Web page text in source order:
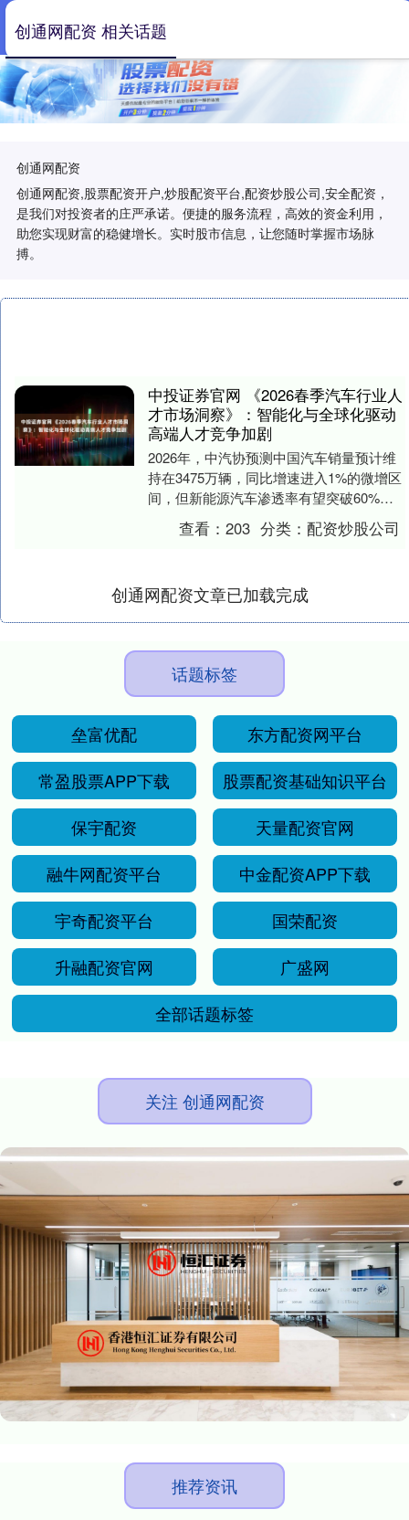
创通网配资
创通网配资,股票配资开户,炒股配资平台,配资炒股公司,安全配资，
是我们对投资者的庄严承诺。便捷的服务流程，高效的资金利用，
助您实现财富的稳健增长。实时股市信息，让您随时掌握市场脉
搏。
创通网配资 相关话题
中投证券官网 《2026春季汽车行业人
才市场洞察》：智能化与全球化驱动
高端人才竞争加剧
2026年，中汽协预测中国汽车销量预计维
持在3475万辆，同比增速进入1%的微增区
间，但新能源汽车渗透率有望突破60%。
随着新能源汽车今年保有量预计超过
6000....查看：203 分类：配资炒股公司
创通网配资文章已加载完成
话题标签
垒富优配
东方配资网平台
常盈股票APP下载
股票配资基础知识平台
保宇配资
天量配资官网
融牛网配资平台
中金配资APP下载
宇奇配资平台
国荣配资
升融配资官网
广盛网
全部话题标签
关注 创通网配资
推荐资讯